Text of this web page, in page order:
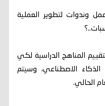
وندوات لتطوير العملية
المناهج الدراسية لكي
الاصطناعي، وسيتم
الحالي.